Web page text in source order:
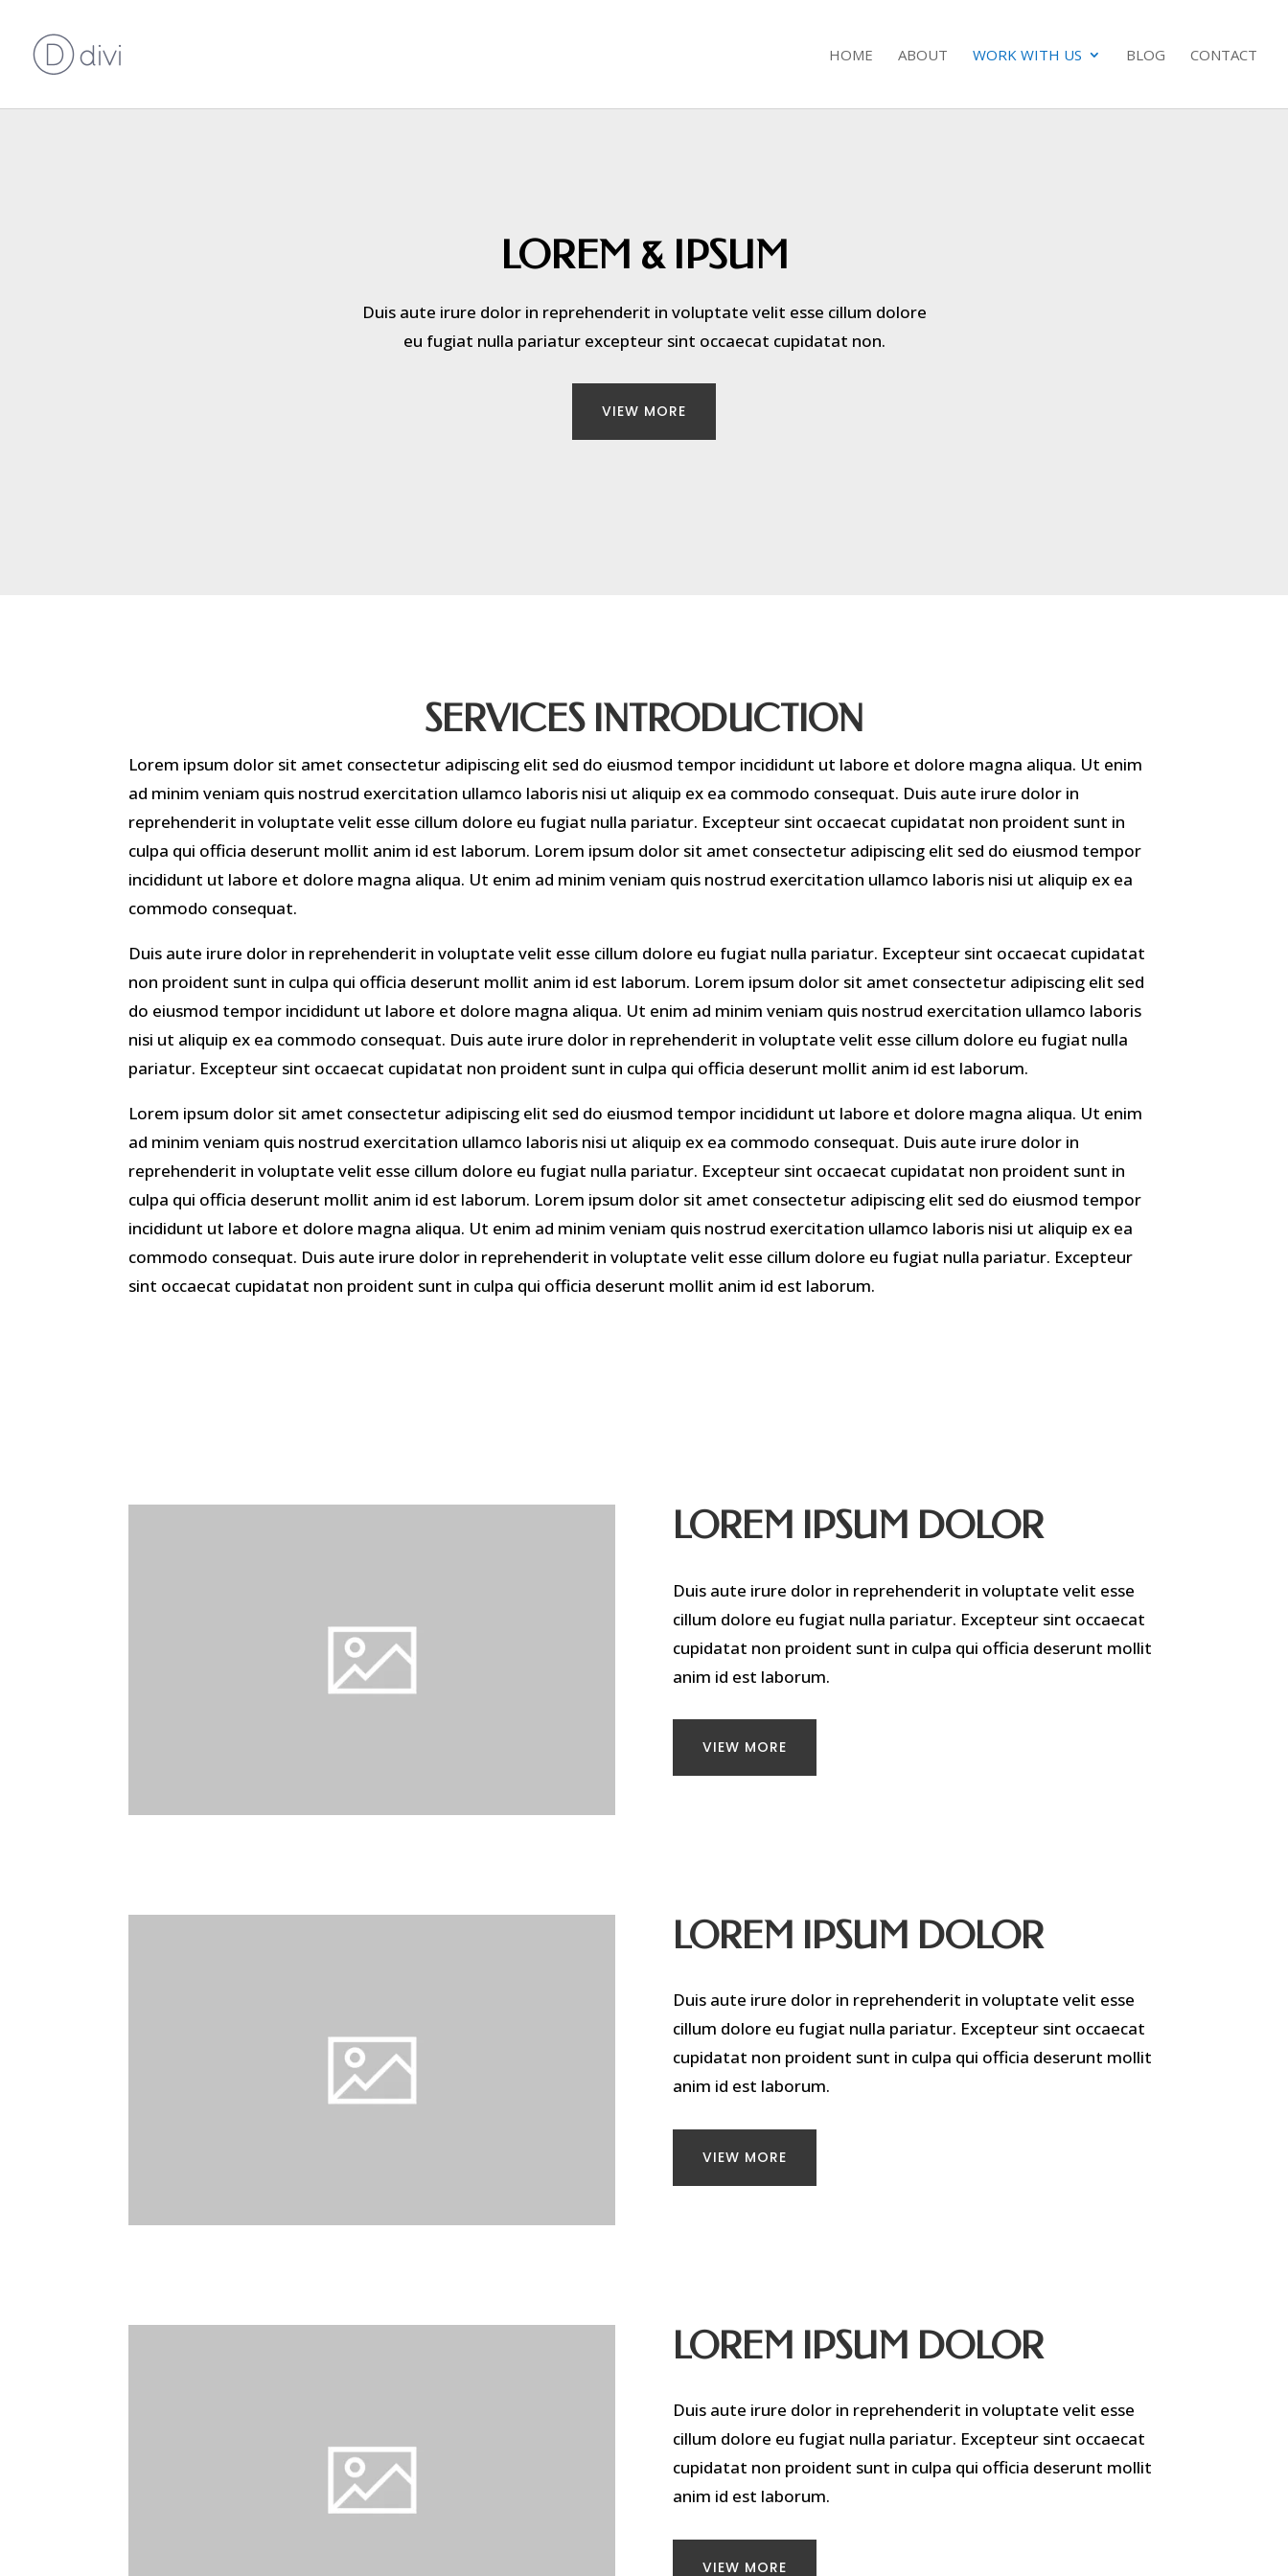
HOME ABOUT WORK WITH US BLOG CONTACT
LOREM & IPSUM
Duis aute irure dolor in reprehenderit in voluptate velit esse cillum dolore
eu fugiat nulla pariatur excepteur sint occaecat cupidatat non.
VIEW MORE
SERVICES INTRODUCTION
Lorem ipsum dolor sit amet consectetur adipiscing elit sed do eiusmod tempor incididunt ut labore et dolore magna aliqua. Ut enim
ad minim veniam quis nostrud exercitation ullamco laboris nisi ut aliquip ex ea commodo consequat. Duis aute irure dolor in
reprehenderit in voluptate velit esse cillum dolore eu fugiat nulla pariatur. Excepteur sint occaecat cupidatat non proident sunt in
culpa qui officia deserunt mollit anim id est laborum. Lorem ipsum dolor sit amet consectetur adipiscing elit sed do eiusmod tempor
incididunt ut labore et dolore magna aliqua. Ut enim ad minim veniam quis nostrud exercitation ullamco laboris nisi ut aliquip ex ea
commodo consequat.
Duis aute irure dolor in reprehenderit in voluptate velit esse cillum dolore eu fugiat nulla pariatur. Excepteur sint occaecat cupidatat
non proident sunt in culpa qui officia deserunt mollit anim id est laborum. Lorem ipsum dolor sit amet consectetur adipiscing elit sed
do eiusmod tempor incididunt ut labore et dolore magna aliqua. Ut enim ad minim veniam quis nostrud exercitation ullamco laboris
nisi ut aliquip ex ea commodo consequat. Duis aute irure dolor in reprehenderit in voluptate velit esse cillum dolore eu fugiat nulla
pariatur. Excepteur sint occaecat cupidatat non proident sunt in culpa qui officia deserunt mollit anim id est laborum.
Lorem ipsum dolor sit amet consectetur adipiscing elit sed do eiusmod tempor incididunt ut labore et dolore magna aliqua. Ut enim
ad minim veniam quis nostrud exercitation ullamco laboris nisi ut aliquip ex ea commodo consequat. Duis aute irure dolor in
reprehenderit in voluptate velit esse cillum dolore eu fugiat nulla pariatur. Excepteur sint occaecat cupidatat non proident sunt in
culpa qui officia deserunt mollit anim id est laborum. Lorem ipsum dolor sit amet consectetur adipiscing elit sed do eiusmod tempor
incididunt ut labore et dolore magna aliqua. Ut enim ad minim veniam quis nostrud exercitation ullamco laboris nisi ut aliquip ex ea
commodo consequat. Duis aute irure dolor in reprehenderit in voluptate velit esse cillum dolore eu fugiat nulla pariatur. Excepteur
sint occaecat cupidatat non proident sunt in culpa qui officia deserunt mollit anim id est laborum.
LOREM IPSUM DOLOR
Duis aute irure dolor in reprehenderit in voluptate velit esse
cillum dolore eu fugiat nulla pariatur. Excepteur sint occaecat
cupidatat non proident sunt in culpa qui officia deserunt mollit
anim id est laborum.
VIEW MORE
LOREM IPSUM DOLOR
Duis aute irure dolor in reprehenderit in voluptate velit esse
cillum dolore eu fugiat nulla pariatur. Excepteur sint occaecat
cupidatat non proident sunt in culpa qui officia deserunt mollit
anim id est laborum.
VIEW MORE
LOREM IPSUM DOLOR
Duis aute irure dolor in reprehenderit in voluptate velit esse
cillum dolore eu fugiat nulla pariatur. Excepteur sint occaecat
cupidatat non proident sunt in culpa qui officia deserunt mollit
anim id est laborum.
VIEW MORE